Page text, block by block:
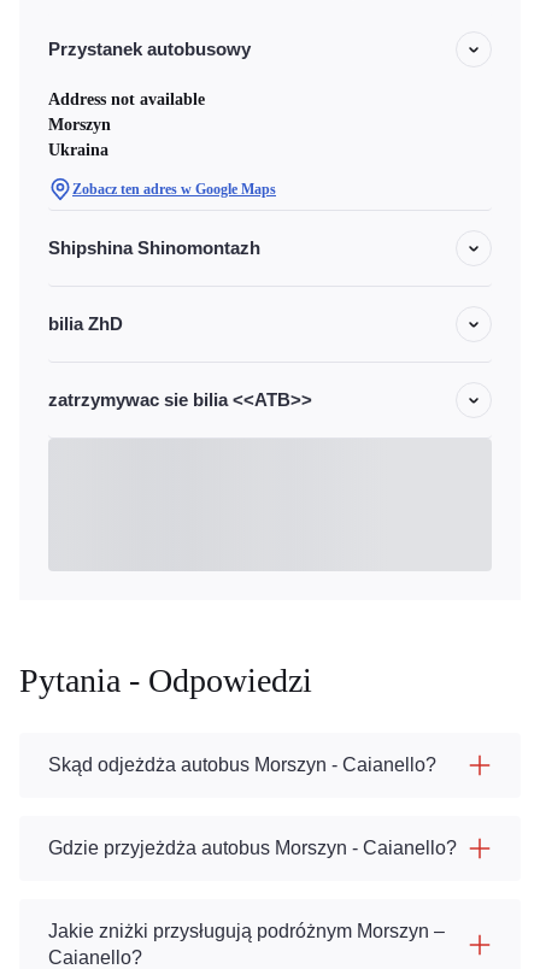
Przystanek autobusowy
Address not available
Morszyn
Ukraina
Zobacz ten adres w Google Maps
Shipshina Shinomontazh
bilia ZhD
zatrzymywac sie bilia <<ATB>>
Pytania - Odpowiedzi
Skąd odjeżdża autobus Morszyn - Caianello?
Gdzie przyjeżdża autobus Morszyn - Caianello?
Jakie zniżki przysługują podróżnym Morszyn –
Caianello?